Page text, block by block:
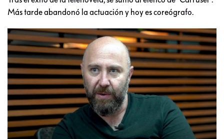
Más tarde abandonó la actuación y hoy es coreógrafo.